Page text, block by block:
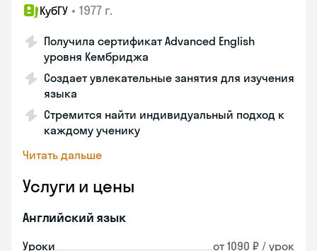
КубГУ • 1977 г.
Получила сертификат Advanced English
уровня Кембриджа
Создает увлекательные занятия для изучения
языка
Стремится найти индивидуальный подход к
каждому ученику
Читать дальше
Услуги и цены
Английский язык
Уроки от 1090 ₽ / урок